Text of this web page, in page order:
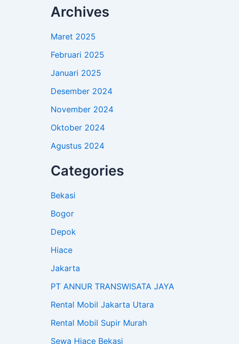
Archives
Maret 2025
Februari 2025
Januari 2025
Desember 2024
November 2024
Oktober 2024
Agustus 2024
Categories
Bekasi
Bogor
Depok
Hiace
Jakarta
PT ANNUR TRANSWISATA JAYA
Rental Mobil Jakarta Utara
Rental Mobil Supir Murah
Sewa Hiace Bekasi